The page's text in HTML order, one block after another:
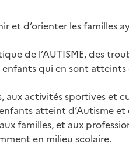
et d’orienter les
de l’AUTISME, des
qui en sont
aux activités sportives
atteint d’Autisme
familles, et aux
en milieu scolaire.